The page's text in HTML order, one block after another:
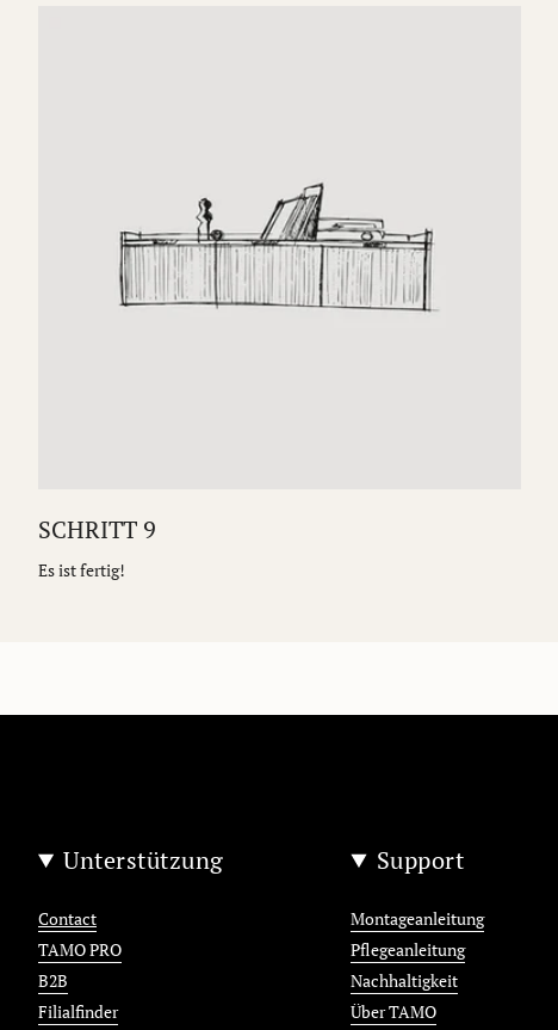
SCHRITT 9
Es ist fertig!
Unterstützung
Contact
TAMO PRO
B2B
Filialfinder
Support
Montageanleitung
Pflegeanleitung
Nachhaltigkeit
Über TAMO